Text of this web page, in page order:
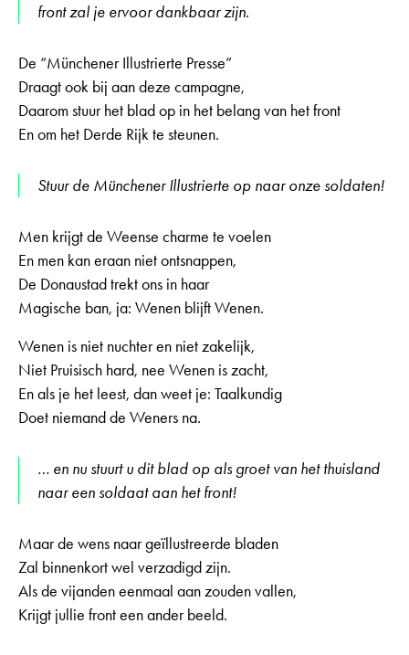
front zal je ervoor dankbaar zijn.
De “Münchener Illustrierte Presse”
Draagt ook bij aan deze campagne,
Daarom stuur het blad op in het belang van het front
En om het Derde Rijk te steunen.
Stuur de Münchener Illustrierte op naar onze soldaten!
Men krijgt de Weense charme te voelen
En men kan eraan niet ontsnappen,
De Donaustad trekt ons in haar
Magische ban, ja: Wenen blijft Wenen.
Wenen is niet nuchter en niet zakelijk,
Niet Pruisisch hard, nee Wenen is zacht,
En als je het leest, dan weet je: Taalkundig
Doet niemand de Weners na.
… en nu stuurt u dit blad op als groet van het thuisland
naar een soldaat aan het front!
Maar de wens naar geïllustreerde bladen
Zal binnenkort wel verzadigd zijn.
Als de vijanden eenmaal aan zouden vallen,
Krijgt jullie front een ander beeld.